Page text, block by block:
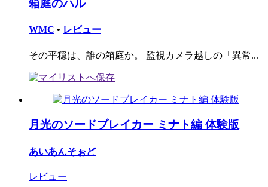
箱庭のハル
WMC • レビュー
その平穏は、誰の箱庭か。 監視カメラ越しの「異常...
月光のソードブレイカー ミナト編 体験版
あいあんそぉど
レビュー